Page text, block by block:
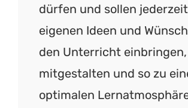
dürfen und sollen
eigenen Ideen und
den Unterricht
mitgestalten und so zu
optimalen